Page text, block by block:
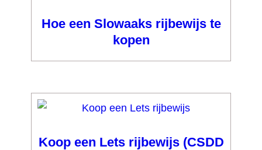
Hoe een Slowaaks rijbewijs te
kopen
Koop een Lets rijbewijs (CSDD